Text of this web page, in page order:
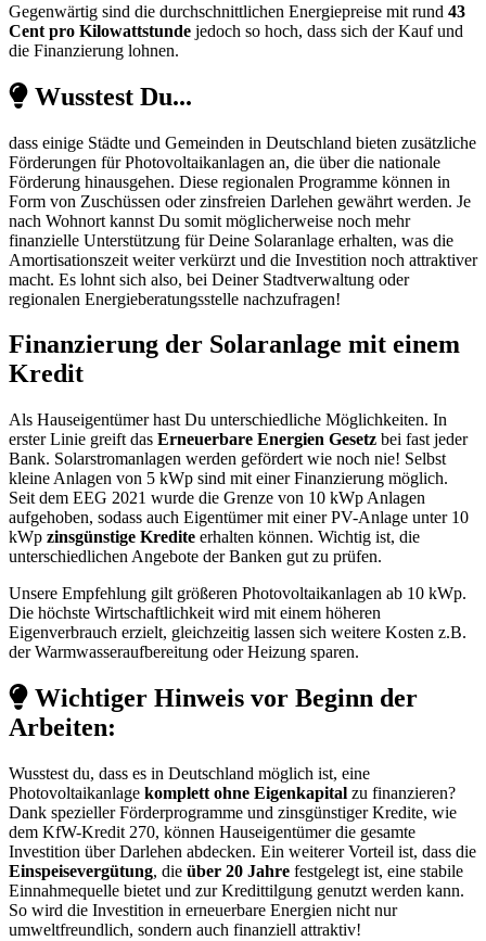
Gegenwärtig sind die durchschnittlichen Energiepreise mit rund 43
Cent pro Kilowattstunde jedoch so hoch, dass sich der Kauf und
die Finanzierung lohnen.
Wusstest Du...
dass einige Städte und Gemeinden in Deutschland bieten zusätzliche
Förderungen für Photovoltaikanlagen an, die über die nationale
Förderung hinausgehen. Diese regionalen Programme können in
Form von Zuschüssen oder zinsfreien Darlehen gewährt werden. Je
nach Wohnort kannst Du somit möglicherweise noch mehr
finanzielle Unterstützung für Deine Solaranlage erhalten, was die
Amortisationszeit weiter verkürzt und die Investition noch attraktiver
macht. Es lohnt sich also, bei Deiner Stadtverwaltung oder
regionalen Energieberatungsstelle nachzufragen!
Finanzierung der Solaranlage mit einem
Kredit
Als Hauseigentümer hast Du unterschiedliche Möglichkeiten. In
erster Linie greift das Erneuerbare Energien Gesetz bei fast jeder
Bank. Solarstromanlagen werden gefördert wie noch nie! Selbst
kleine Anlagen von 5 kWp sind mit einer Finanzierung möglich.
Seit dem EEG 2021 wurde die Grenze von 10 kWp Anlagen
aufgehoben, sodass auch Eigentümer mit einer PV-Anlage unter 10
kWp zinsgünstige Kredite erhalten können. Wichtig ist, die
unterschiedlichen Angebote der Banken gut zu prüfen.
Unsere Empfehlung gilt größeren Photovoltaikanlagen ab 10 kWp.
Die höchste Wirtschaftlichkeit wird mit einem höheren
Eigenverbrauch erzielt, gleichzeitig lassen sich weitere Kosten z.B.
der Warmwasseraufbereitung oder Heizung sparen.
Wichtiger Hinweis vor Beginn der
Arbeiten:
Wusstest du, dass es in Deutschland möglich ist, eine
Photovoltaikanlage komplett ohne Eigenkapital zu finanzieren?
Dank spezieller Förderprogramme und zinsgünstiger Kredite, wie
dem KfW-Kredit 270, können Hauseigentümer die gesamte
Investition über Darlehen abdecken. Ein weiterer Vorteil ist, dass die
Einspeisevergütung, die über 20 Jahre festgelegt ist, eine stabile
Einnahmequelle bietet und zur Kredittilgung genutzt werden kann.
So wird die Investition in erneuerbare Energien nicht nur
umweltfreundlich, sondern auch finanziell attraktiv!